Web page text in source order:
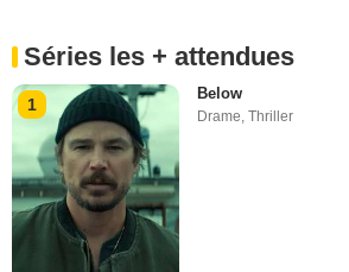
Séries les + attendues
1
Below
Drame,Thriller